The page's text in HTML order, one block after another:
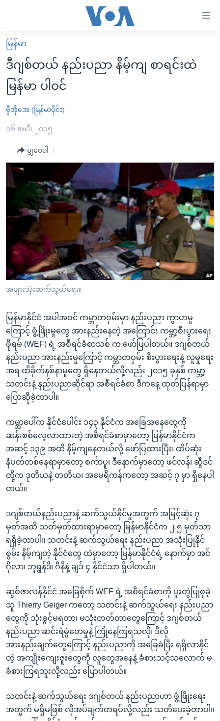
လွယ်ကူ
စေ
သည့်
Link
များ
ပင်မ
ကျော်
ကြည့်
စာမျက်နှာ
ကျော်
ကြည့်
ရှာဖွေ
ရန်
နေရာ
သို့
ကျော်
ရန်
မူလစာမျက်နှာ
မြန်မာ
ကမ္ဘာ့သတင်းများ
နိုင်ငံတကာ
အစ္စရေး-ပါလက်စတိုင်း
ဗွီဒီယို
သတင်းလွတ်လပ်ခွင့်
အင်္ဂလိပ်စာလေ့လာမယ်
အမေရိကန်သုံးအီဒီယံ
မကြေးမုံရဲ့ အင်္ဂလိပ်စာ
ရုပ်ရှင်ထဲက အင်္ဂလိပ်စာ
သုတပဒေသာ အင်္ဂလိပ်စာ
အပတ်စဉ်ကဏ္ဍများ
ရေဒီယို
တီဗွီ
ရေဒီယိုနှင့်ရုပ်သံ အချက်အလက်များ
ရေဒီယို/တီဗွီအစီအစဉ်
Learning English
ဗွီအိုအေ လူမှုကွန်ယက်များ
ဘာသာစကားများ
မြန်မာ
ဒီဂျစ်တယ် နည်းပညာ နိမ့်ကျ စာရင်းထဲ
မြန်မာ ပါဝင်
ဗွီအိုအေ (မြန်မာပိုင်း)
၁၆ ဧၿပီ၊ ၂၀၁၅
မျှဝေပါ
အများသုံးဆက်သွယ်ရေး။
မြန်မာနိုင်ငံ အပါအဝင် ကမ္ဘာတဝှမ်းမှာ နည်းပညာ ကွာဟမှု
ကြောင့် ဖွံ့ဖြိုးမှုတွေ အားနည်းနေတဲ့ အကြောင်း ကမ္ဘာ့စီးပွားရေး
ဖိုရမ် (WEF) ရဲ့ အစီရင်ခံစာသစ် က ဖော်ပြပါတယ်။ ဒဂျစ်တယ်
နည်းပညာ အားနည်းမှုကြောင့် ကမ္ဘာတဝှမ်း စီးပွားရေးနဲ့ လူမှုရေး
အရ ထိခိုက်နစ်နာမှုတွေ ရှိနေတယ်လို့လည်း ၂၀၁၅ ခုနှစ် ကမ္ဘာ့
သတင်းနဲ့ နည်းပညာဆိုင်ရာ အစီရင်ခံစာ ဒီကနေ့ ထုတ်ပြန်ရာမှာ
ပြောဆိုခဲ့တာပါ။
ကမ္ဘာပေါ်က နိုင်ငံပေါင်း ၁၄၃ နိုင်ငံက အခြေအနေတွေကို
ဆန်းစစ်လေ့လာထားတဲ့ အစီရင်ခံစာမှာတော့ မြန်မာနိုင်ငံက
အဆင့် ၁၃၉ အထိ နိမ့်ကျနေတယ်လို့ ဖော်ပြထားပြီး၊ ထိပ်ဆုံး
နံပတ်တစ်နေရာမှာတော့ စင်္ကာပူ၊ ဒီနောက်မှာတော့ ဖင်လန်၊ ဆွီဒင်
တို့က ဒုတိယနဲ့ တတိယ၊ အမေရိကန်ကတော့ အဆင့် ၇ မှာ ရှိနေပါ
တယ်။
ဒဂျစ်တယ်နည်းပညာနဲ့ ဆက်သွယ်နိုင်မှုအတွက် အမြင့်ဆုံး ၇
မှတ်အထိ သတ်မှတ်ထားရာမှာတော့ မြန်မာနိုင်ငံက ၂.၅ မှတ်သာ
ရရှိခဲ့တာပါ။ သတင်းနဲ့ ဆက်သွယ်ရေး နည်းပညာ အသုံးပြုနိုင်
စွမ်း နိမ့်ကျတဲ့ နိုင်ငံတွေ ထဲမှာတော့ မြန်မာနိုင်ငံရဲ့ နောက်မှာ အင်
ဂိုလာ၊ ဘူရွန်ဒီ၊ ဂီနီနဲ့ ချဒ် ၄ နိုင်ငံသာ ရှိပါတယ်။
ဆွစ်ဇာလန်နိုင်ငံ အခြေစိုက် WEF ရဲ့ အစီရင်ခံစာကို ပူးတွဲပြုစုခဲ့
သူ Thierry Geiger ကတော့ သတင်းနဲ့ ဆက်သွယ်ရေး နည်းပညာ
တွေကို သုံးခွင့်မရတာ၊ မသုံးတတ်တာတွေကြောင့် ဒဂျစ်တယ်
နည်းပညာ ဆင်းရဲမွဲတေမှုနဲ့ ကြုံနေကြရသလို၊ ဒီလို
အားနည်းချက်တွေကြောင့် နည်းပညာကို အခြေခံပြီး ရရှိလာနိုင်
တဲ့ အကျိုးကျေးဇူးတွေကို လူတွေအနေနဲ့ ခံစားသင့်သလောက် မ
ခံစားကြရဘူးလို့လည်း ပြောပါတယ်။
သတင်းနဲ့ ဆက်သွယ်ရေး ဒဂျစ်တယ် နည်းပညာဟာ ဖွံ့ဖြိုးရေး
အတွက် မရှိမဖြစ် လိုအပ်ချက်တရပ်လို့လည်း သတိပေးခဲ့တာပါ။